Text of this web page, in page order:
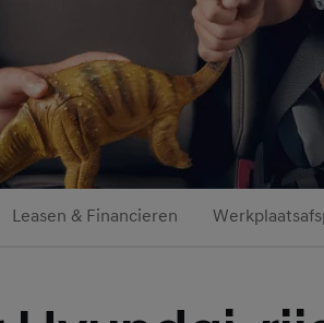
Leasen & Financieren